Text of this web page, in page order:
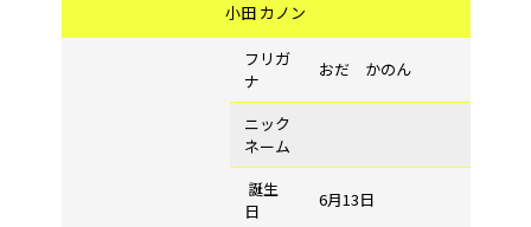
小田 カノン
フリガ
ナ
おだ かのん
ニック
ネーム
誕生
日
6月13日